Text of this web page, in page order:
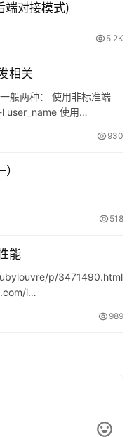
端对接模式)
5.2K
相关
般两种： 使用非标准端
user_name 使用…
930
518
能
p/3471490.html
i…
989